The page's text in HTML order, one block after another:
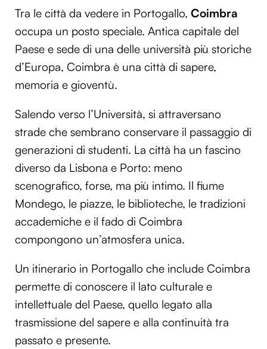
Tra le città da vedere in Portogallo, Coimbra
occupa un posto speciale. Antica capitale del
Paese e sede di una delle università più storiche
d’Europa, Coimbra è una città di sapere,
memoria e gioventù.
Salendo verso l’Università, si attraversano
strade che sembrano conservare il passaggio di
generazioni di studenti. La città ha un fascino
diverso da Lisbona e Porto: meno
scenografico, forse, ma più intimo. Il fiume
Mondego, le piazze, le biblioteche, le tradizioni
accademiche e il fado di Coimbra
compongono un’atmosfera unica.
Un itinerario in Portogallo che include Coimbra
permette di conoscere il lato culturale e
intellettuale del Paese, quello legato alla
trasmissione del sapere e alla continuità tra
passato e presente.